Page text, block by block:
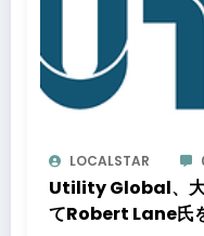
LOCALSTAR
Utility Global、大
てRobert Lane氏